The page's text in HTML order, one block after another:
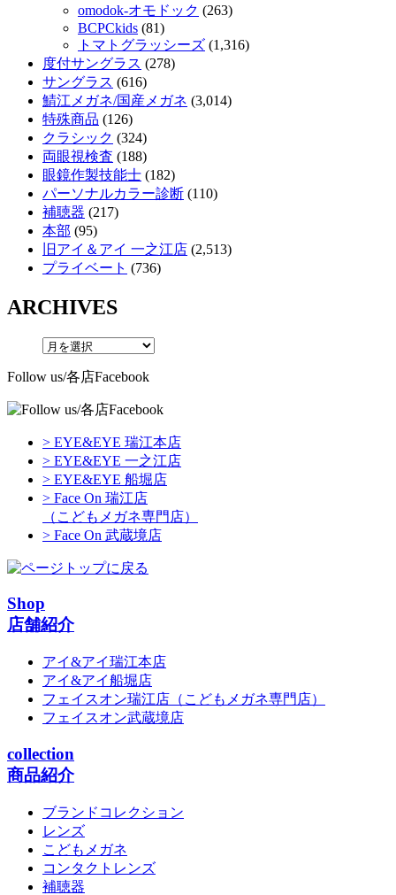
omodok-オモドック (263)
BCPCkids (81)
トマトグラッシーズ (1,316)
度付サングラス (278)
サングラス (616)
鯖江メガネ/国産メガネ (3,014)
特殊商品 (126)
クラシック (324)
両眼視検査 (188)
眼鏡作製技能士 (182)
パーソナルカラー診断 (110)
補聴器 (217)
本部 (95)
旧アイ＆アイ 一之江店 (2,513)
プライベート (736)
ARCHIVES
Follow us/各店Facebook
> EYE&EYE 瑞江本店
> EYE&EYE 一之江店
> EYE&EYE 船堀店
> Face On 瑞江店
（こどもメガネ専門店）
> Face On 武蔵境店
Shop
店舗紹介
アイ&アイ瑞江本店
アイ&アイ船堀店
フェイスオン瑞江店 （こどもメガネ専門店）
フェイスオン武蔵境店
collection
商品紹介
ブランドコレクション
レンズ
こどもメガネ
コンタクトレンズ
補聴器